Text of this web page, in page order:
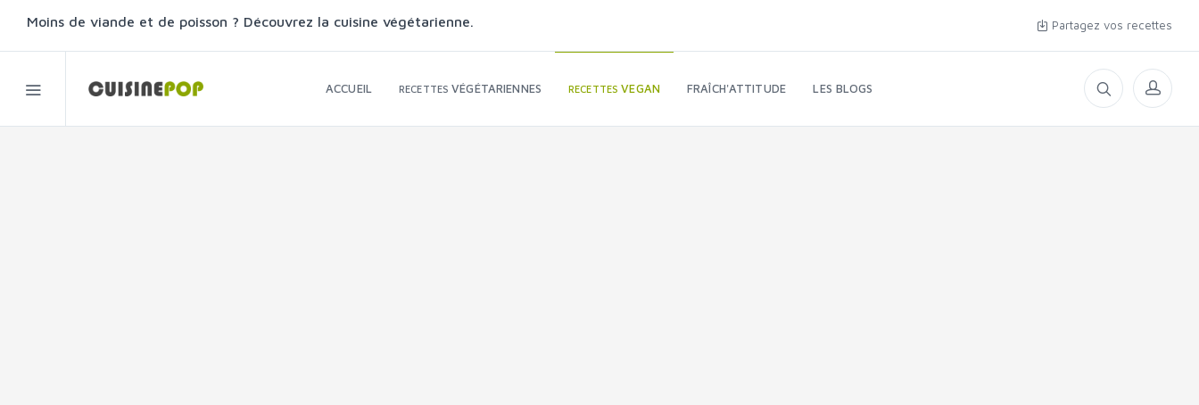
Moins de viande et de poisson ? Découvrez la cuisine végétarienne. Partagez vos recettes
ACCUEIL RECETTESVÉGÉTARIENNES RECETTESVEGAN FRAÎCH'ATTITUDE LES BLOGS